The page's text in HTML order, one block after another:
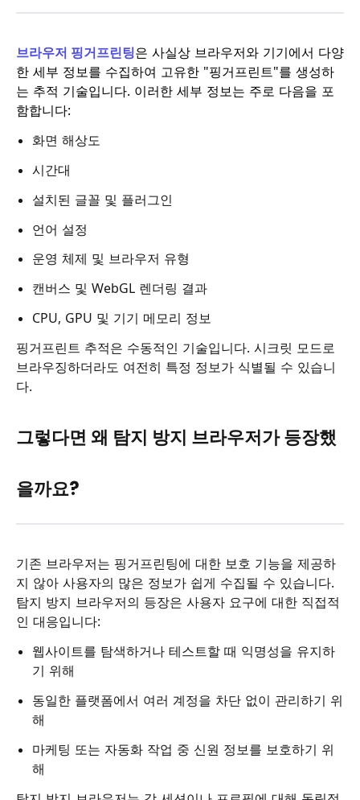
브라우저 핑거프린팅은 사실상 브라우저와 기기에서 다양
한 세부 정보를 수집하여 고유한 "핑거프린트"를 생성하
는 추적 기술입니다. 이러한 세부 정보는 주로 다음을 포
함합니다:
화면 해상도
시간대
설치된 글꼴 및 플러그인
언어 설정
운영 체제 및 브라우저 유형
캔버스 및 WebGL 렌더링 결과
CPU, GPU 및 기기 메모리 정보
핑거프린트 추적은 수동적인 기술입니다. 시크릿 모드로
브라우징하더라도 여전히 특정 정보가 식별될 수 있습니
다.
그렇다면 왜 탐지 방지 브라우저가 등장했
을까요?
기존 브라우저는 핑거프린팅에 대한 보호 기능을 제공하
지 않아 사용자의 많은 정보가 쉽게 수집될 수 있습니다.
탐지 방지 브라우저의 등장은 사용자 요구에 대한 직접적
인 대응입니다:
웹사이트를 탐색하거나 테스트할 때 익명성을 유지하
기 위해
동일한 플랫폼에서 여러 계정을 차단 없이 관리하기 위
해
마케팅 또는 자동화 작업 중 신원 정보를 보호하기 위
해